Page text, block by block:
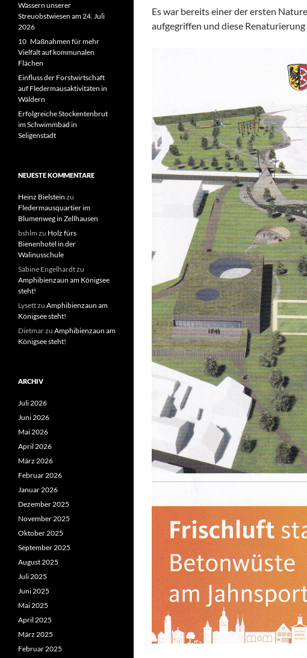
Es war bereits einer der ersten
aufgegriffen und diese
Wässern unserer
Streuobstwiesen am 24. Juli
2026
10 Maßnahmen für mehr
Vielfalt auf kommunalen
Flächen
Einfluss der Forstwirtschaft
auf Fledermausaktivitäten in
Wäldern
Erfolgreiche Stockentenbrut
im Schwimmbad in
Seligenstadt
NEUESTE KOMMENTARE
Heinz Bielstein zu
Fledermausquartier im
Blumenweg in Zellhausen
bshlm zu Holz fürs
Bienenhotel in der
Walinusschule
Sabine Engelhardtzu
Amphibienzaun am Königsee
steht!
Lysettzu Amphibienzaun am
Königsee steht!
Dietmarzu Amphibienzaun am
Königsee steht!
ARCHIV
Juli 2026
Juni 2026
Mai 2026
April 2026
März 2026
Februar 2026
Januar 2026
Dezember 2025
November 2025
Oktober 2025
September 2025
August 2025
Juli 2025
Juni 2025
Mai 2025
April 2025
März 2025
Februar 2025